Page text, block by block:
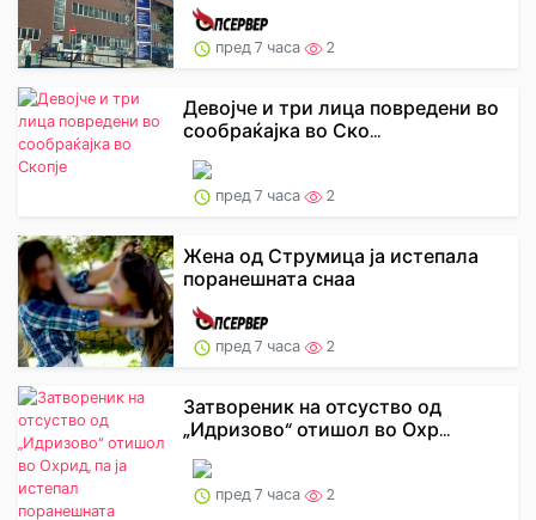
пред 7 часа 2
Девојче и три лица повредени во
сообраќајка во Ско...
пред 7 часа 2
Жена од Струмица ја истепала
поранешната снаа
пред 7 часа 2
Затвореник на отсуство од
„Идризово“ отишол во Охр...
пред 7 часа 2